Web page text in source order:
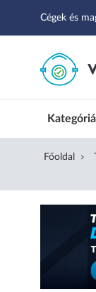
Cégek és
Főoldal